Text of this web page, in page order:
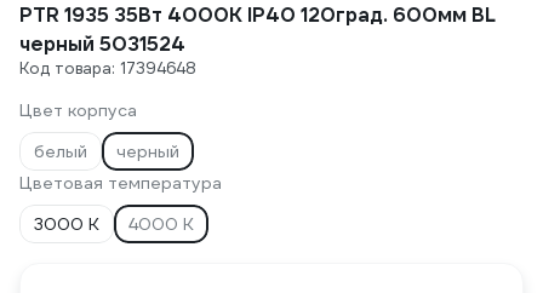
PTR 1935 35Вт 4000К IP40 120град. 600мм BL
черный 5031524
Код товара: 17394648
Цвет корпуса
белый
черный
Цветовая температура
3000 К
4000 К